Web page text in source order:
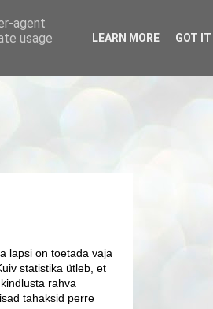
lapsi on toetada vaja
statistika ütleb, et
rahva
tahaksid perre
agent
usage
LEARN MORE GOT IT